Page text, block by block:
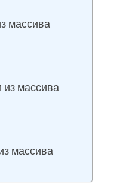
массива
массива
массива